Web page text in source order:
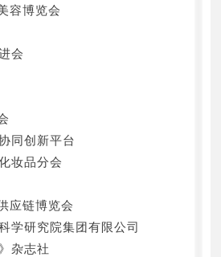
容博览会
会
同创新平台
妆品分会
应链博览会
学研究院集团有限公司
杂志社